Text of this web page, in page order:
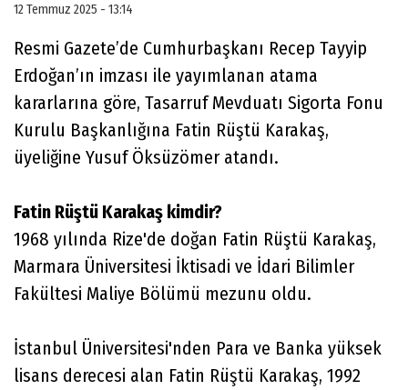
12 Temmuz 2025 - 13:14
Resmi Gazete’de Cumhurbaşkanı Recep Tayyip
Erdoğan’ın imzası ile yayımlanan atama
kararlarına göre, Tasarruf Mevduatı Sigorta Fonu
Kurulu Başkanlığına Fatin Rüştü Karakaş,
üyeliğine Yusuf Öksüzömer atandı.
Fatin Rüştü Karakaş kimdir?
1968 yılında Rize'de doğan Fatin Rüştü Karakaş,
Marmara Üniversitesi İktisadi ve İdari Bilimler
Fakültesi Maliye Bölümü mezunu oldu.
İstanbul Üniversitesi'nden Para ve Banka yüksek
lisans derecesi alan Fatin Rüştü Karakaş, 1992